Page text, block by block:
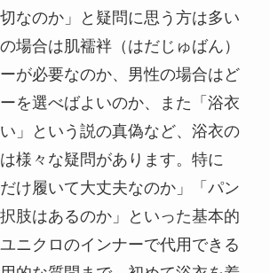
なのか」と疑問に思う方は多い
場合は肌襦袢（はだじゅばん）
が必要なのか、男性の場合はど
を選べばよいのか、また「浴衣
」という説の真偽など、浴衣の
様々な疑問があります。特に
だけ履いて大丈夫なのか」「パン
肢はあるのか」といった基本的
ニクロのインナーで代用できる